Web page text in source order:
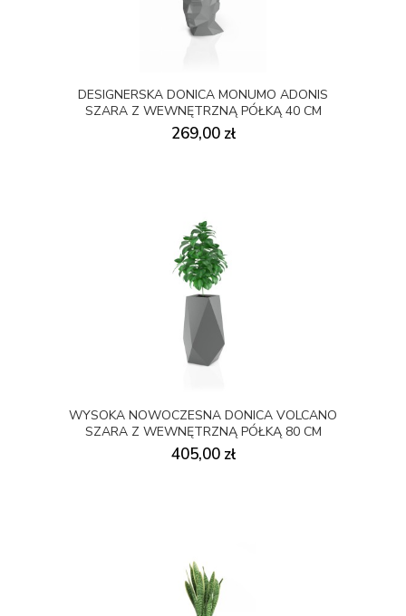
DESIGNERSKA DONICA MONUMO ADONIS
SZARA Z WEWNĘTRZNĄ PÓŁKĄ 40 CM
269,00 zł
WYSOKA NOWOCZESNA DONICA VOLCANO
SZARA Z WEWNĘTRZNĄ PÓŁKĄ 80 CM
405,00 zł